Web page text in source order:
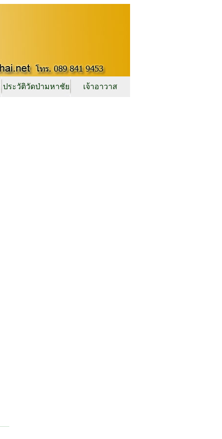
ประวัติวัดป่ามหาชัย เจ้าอาวาส